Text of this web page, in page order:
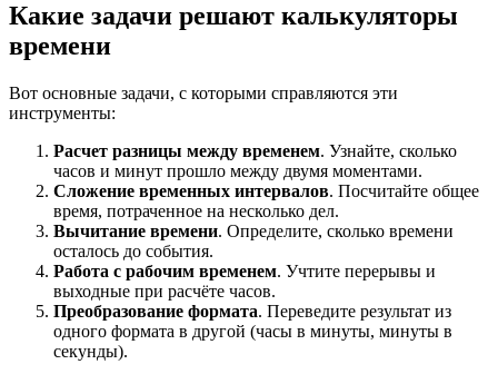
Какие задачи решают калькуляторы
времени
Вот основные задачи, с которыми справляются эти
инструменты:
Расчет разницы между временем. Узнайте, сколько
часов и минут прошло между двумя моментами.
Сложение временных интервалов. Посчитайте общее
время, потраченное на несколько дел.
Вычитание времени. Определите, сколько времени
осталось до события.
Работа с рабочим временем. Учтите перерывы и
выходные при расчёте часов.
Преобразование формата. Переведите результат из
одного формата в другой (часы в минуты, минуты в
секунды).